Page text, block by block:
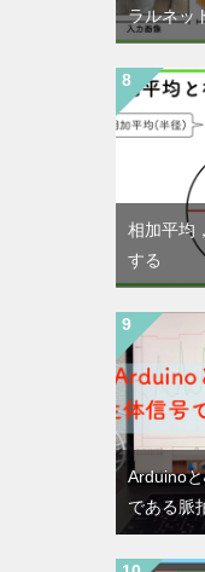
ラルネッ
相加平均
する
Arduino
である脈